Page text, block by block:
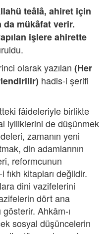
teâlâ, ahiret için
da mükâfat verir.
işlere ahirette
olarak yazılan (Her
hadis-i şerifi
fâideleriyle birlikte
iyiliklerini de düşünmek
zamanın yeni
din adamlarının
reformcunun
fıkh kitapları değildir.
dini vazifelerini
dört ana
gösterir. Ahkâm-ı
sosyal düşüncelerin